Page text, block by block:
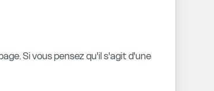
Si vous pensez qu'il s'agit d'une